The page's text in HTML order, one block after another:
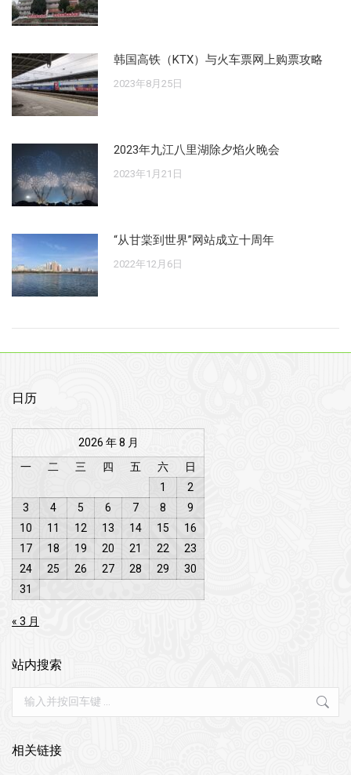
韩国高铁（KTX）与火车票网上购票攻略
2023年8月25日
2023年九江八里湖除夕焰火晚会
2023年1月21日
“从甘棠到世界”网站成立十周年
2022年12月6日
日历
2026 年 8 月
一
二 三 四 五 六
日
1
2
3
4 5 6 7 8
9
10
11 12 13 14 15
16
17
18 19 20 21 22
23
24
25 26 27 28 29
30
31
« 3 月
站内搜索
Search:
相关链接